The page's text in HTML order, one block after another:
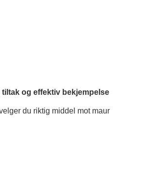
og effektiv bekjempelse